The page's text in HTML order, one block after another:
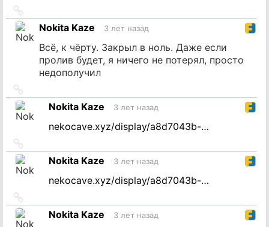
на
источник
Nokita Kaze 3 лет назад
Всё, к чёрту. Закрыл в ноль. Даже если
пролив будет, я ничего не потерял, просто
недополучил
на
источникNokita Kaze 3 лет назад
nekocave.xyz/display/a8d7043b-…
на
источникNokita Kaze 3 лет назад
nekocave.xyz/display/a8d7043b-…
на
источникNokita Kaze 3 лет назад